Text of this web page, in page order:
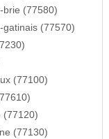
brie (77580)
gatinais (77570)
(77100)
(77120)
(77130)